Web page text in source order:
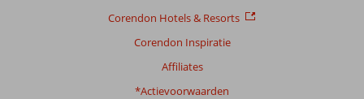
Corendon Hotels & Resorts
Corendon Inspiratie
Affiliates
*Actievoorwaarden